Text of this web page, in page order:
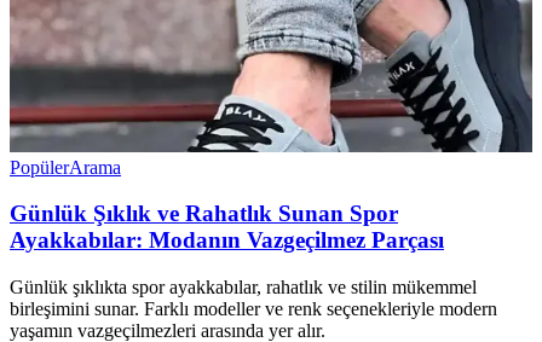
PopülerArama
Günlük Şıklık ve Rahatlık Sunan Spor
Ayakkabılar: Modanın Vazgeçilmez Parçası
Günlük şıklıkta spor ayakkabılar, rahatlık ve stilin mükemmel
birleşimini sunar. Farklı modeller ve renk seçenekleriyle modern
yaşamın vazgeçilmezleri arasında yer alır.